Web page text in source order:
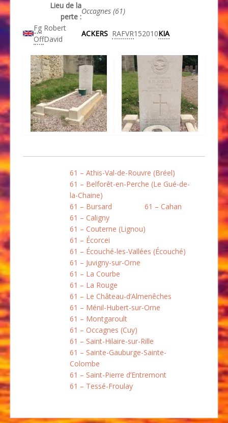
Lieu de la
perte :
Occagnes (61)
Fg
Off
Robert
David
ACKERS RAFVR152010KIA
61 – Athis-Val-de-Rouvre (Bréel)
61 – Belforêt-en-Perche (Le Gué-de-
la-Chaine)
61 – Bursard
61 – Cahan
61 – Caligny
61 – Couterne (Lignou)
61 – Écorcei
61 – Écouché-les-Vallées (Écouché)
61 – Juvigny-sur-Orne
61 – La Courbe
61 – La Rouge
61 – Le Château-d’Almenêches
61 – Ménil-Hubert-sur-Orne
61 – Montgaroult
61 – Occagnes (Cuy)
61 – Saint-Hilaire-sur-Rille
61 – Sainte-Gauburge-Sainte-
Colombe
61 – Saint-Pierre d’Entremont
61 – Tessé-Froulay